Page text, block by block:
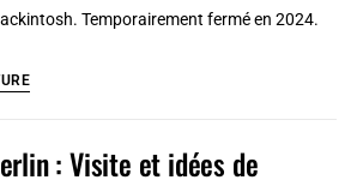
Temporairement fermé en 2024.
The
Glasgow,
: Visite et idées de